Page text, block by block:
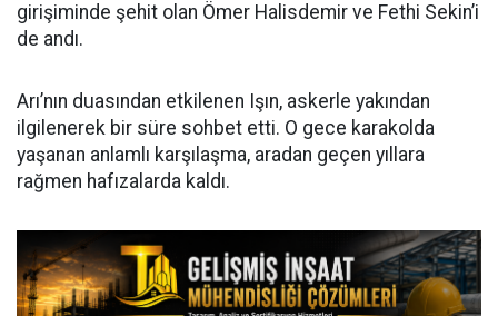
girişiminde şehit olan Ömer Halisdemir ve Fethi Sekin’i
de andı.
Arı’nın duasından etkilenen Işın, askerle yakından
ilgilenerek bir süre sohbet etti. O gece karakolda
yaşanan anlamlı karşılaşma, aradan geçen yıllara
rağmen hafızalarda kaldı.